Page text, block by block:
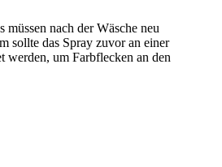
müssen nach der Wäsche neu
sollte das Spray zuvor an einer
werden, um Farbflecken an den